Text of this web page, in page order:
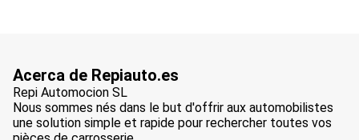
Acerca de Repiauto.es
Repi Automocion SL
Nous sommes nés dans le but d'offrir aux automobilistes
une solution simple et rapide pour rechercher toutes vos